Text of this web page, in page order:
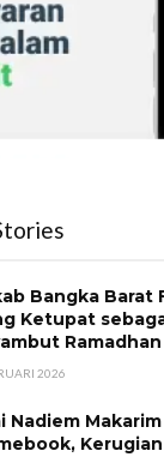
Bangka Barat
Ketupat
Ramadhan
2026
Nadiem